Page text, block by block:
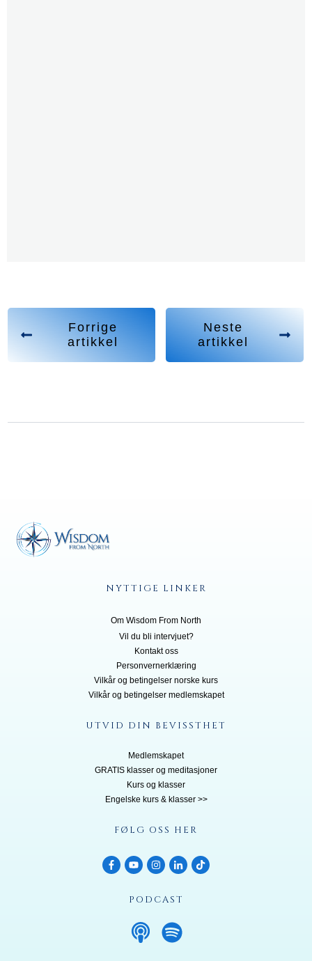
Forrige
artikkel
Neste
artikkel
NYTTIGE LINKER
Om Wisdom From North
Vil du bli intervjuet?
Kontakt oss
Personvernerklæring
Vilkår og betingelser norske kurs
Vilkår og betingelser medlemskapet
UTVID DIN BEVISSTHET
Medlemskapet
GRATIS klasser og meditasjoner
Kurs og klasser
Engelske kurs & klasser >>
FØLG OSS HER
PODCAST